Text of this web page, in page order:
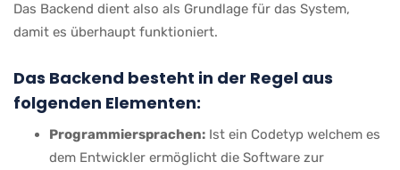
Das Backend dient also als Grundlage für das System,
damit es überhaupt funktioniert.
Das Backend besteht in der Regel aus
folgenden Elementen:
Programmiersprachen: Ist ein Codetyp welchem es
dem Entwickler ermöglicht die Software zur